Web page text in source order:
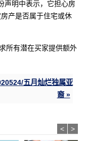
声明中表示，它担心房
产是否属于住宅或休
所有潜在买家提供额外
五月灿烂独属亚
裔 »
< >